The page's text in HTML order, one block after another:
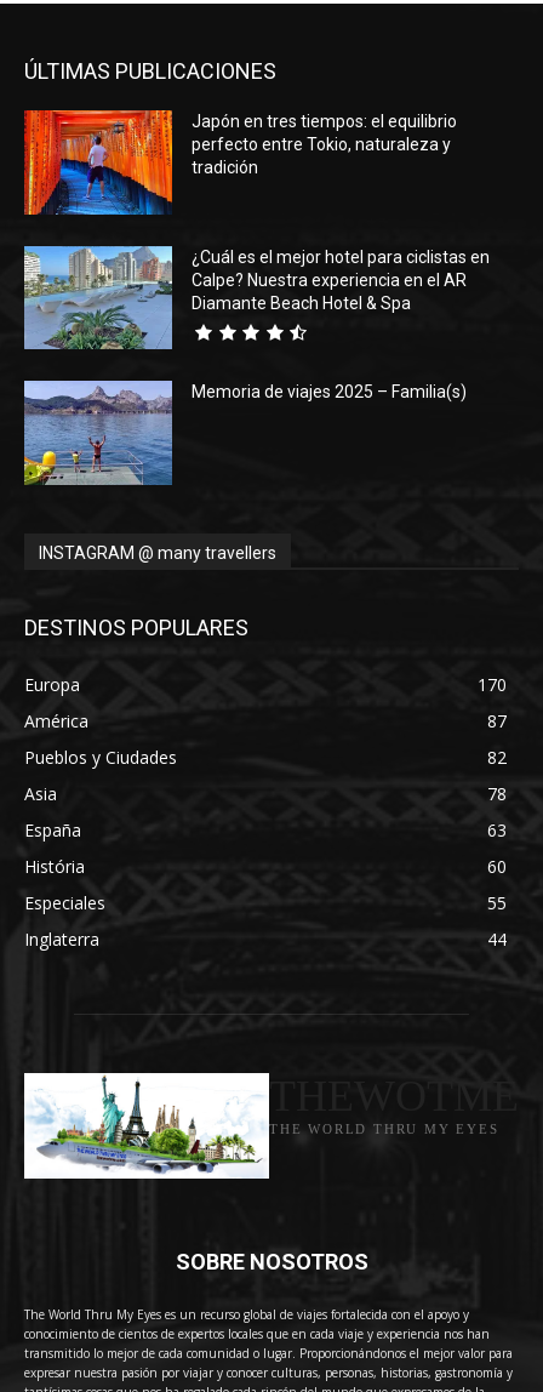
ÚLTIMAS PUBLICACIONES
Japón en tres tiempos: el equilibrio
perfecto entre Tokio, naturaleza y
tradición
¿Cuál es el mejor hotel para ciclistas en
Calpe? Nuestra experiencia en el AR
Diamante Beach Hotel & Spa
Memoria de viajes 2025 – Familia(s)
INSTAGRAM @ many travellers
DESTINOS POPULARES
Europa
170
América
87
Pueblos y Ciudades
82
Asia
78
España
63
História
60
Especiales
55
Inglaterra
44
THE WORLD THRU MY EYES
SOBRE NOSOTROS
The World Thru My Eyes es un recurso global de viajes fortalecida con el apoyo y
conocimiento de cientos de expertos locales que en cada viaje y experiencia nos han
transmitido lo mejor de cada comunidad o lugar. Proporcionándonos el mejor valor para
expresar nuestra pasión por viajar y conocer culturas, personas, historias, gastronomía y